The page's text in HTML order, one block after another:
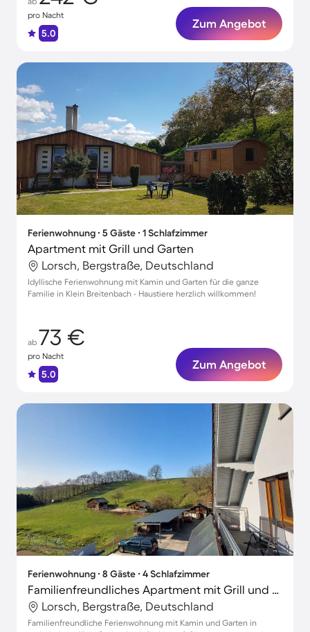
pro Nacht
5.0
Zum Angebot
Ferienwohnung ∙ 5 Gäste ∙ 1 Schlafzimmer
Apartment mit Grill und Garten
Lorsch, Bergstraße, Deutschland
Idyllische Ferienwohnung mit Kamin und Garten für die ganze
Familie in Klein Breitenbach - Haustiere herzlich willkommen!
ab 73 €
pro Nacht
5.0
Zum Angebot
Ferienwohnung ∙ 8 Gäste ∙ 4 Schlafzimmer
Familienfreundliches Apartment mit Grill und Garten | Perfekt für die Arbeit von Zuhause
Lorsch, Bergstraße, Deutschland
Familienfreundliche Ferienwohnung mit Kamin und Garten in